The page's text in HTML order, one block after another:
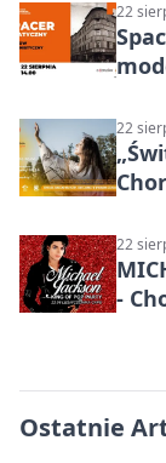
22
22
22
-
Ostatnie